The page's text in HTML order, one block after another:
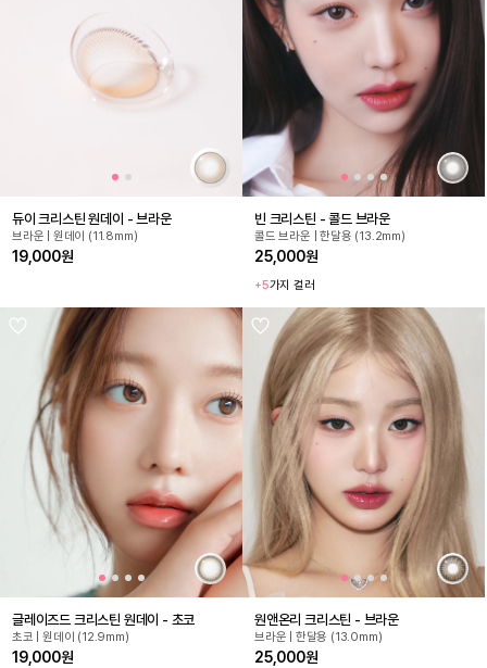
듀이 크리스틴 원데이 - 브라운
브라운 | 원데이 (11.8mm)
19,000원
빈 크리스틴 - 콜드 브라운
콜드 브라운 | 한달용 (13.2mm)
25,000원
+5가지 컬러
글레이즈드 크리스틴 원데이 - 초코
초코 | 원데이 (12.9mm)
19,000원
원앤온리 크리스틴 - 브라운
브라운 | 한달용 (13.0mm)
25,000원